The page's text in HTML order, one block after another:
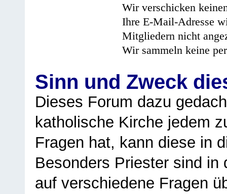
Wir verschicken
Ihre E-Mail-Adresse
Mitgliedern nicht
Wir sammeln keine
Sinn und Zweck
Dieses Forum dazu
katholische Kirche jedem
Fragen hat, kann diese in
Besonders Priester sind in
auf verschiedene Fragen